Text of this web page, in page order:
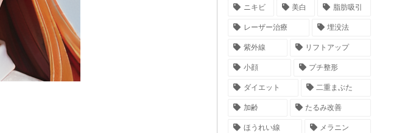
ニキビ 美白 脂肪吸引
レーザー治療 埋没法
紫外線 リフトアップ
小顔 プチ整形
ダイエット 二重まぶた
加齢 たるみ改善
ほうれい線 メラニン